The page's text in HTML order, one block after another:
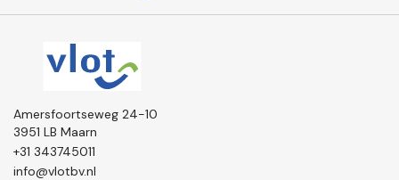
Amersfoortseweg 24-10
3951 LB Maarn
+31 343745011
info@vlotbv.nl